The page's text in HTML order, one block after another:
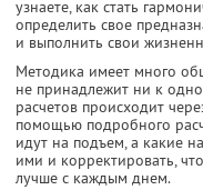
узнаете, как стать
определить свое
и выполнить свои
Методика имеет много
не принадлежит ни к
расчетов происходит
помощью подробного
идут на подъем, а какие
ими и корректировать,
лучше с каждым днем.